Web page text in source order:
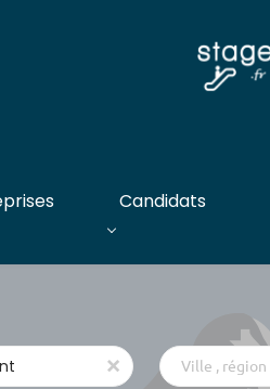
Candidats
x
Ville
,